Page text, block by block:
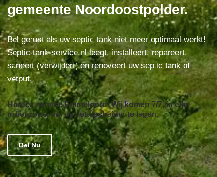
gemeente Noordoostpolder.
Bel gerust als uw septic tank niet meer optimaal werkt!
Septic-tank-service.nl leegt, installeert, repareert,
saneert (verwijdert) en renoveert uw septic tank of
vetput.
Horeca service Emmeloord: Wij komen 7/7, in elke
milieuzone, om de vetafscheider te legen.
Bel Nu